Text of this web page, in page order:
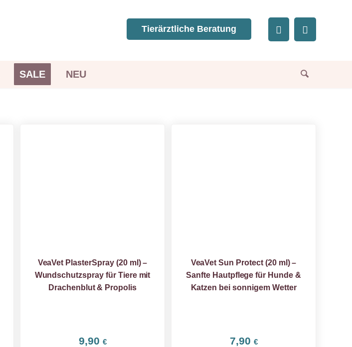
Tierärztliche Beratung
SALE NEU
VeaVet PlasterSpray (20 ml) –
Wundschutzspray für Tiere mit
Drachenblut & Propolis
9,90 €
VeaVet Sun Protect (20 ml) –
Sanfte Hautpflege für Hunde &
Katzen bei sonnigem Wetter
7,90 €